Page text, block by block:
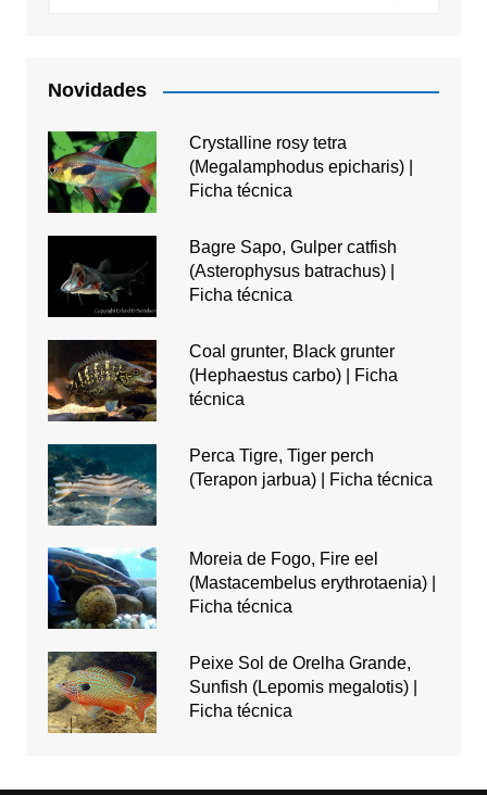
Novidades
Crystalline rosy tetra
(Megalamphodus epicharis) |
Ficha técnica
Bagre Sapo, Gulper catfish
(Asterophysus batrachus) |
Ficha técnica
Coal grunter, Black grunter
(Hephaestus carbo) | Ficha
técnica
Perca Tigre, Tiger perch
(Terapon jarbua) | Ficha técnica
Moreia de Fogo, Fire eel
(Mastacembelus erythrotaenia) |
Ficha técnica
Peixe Sol de Orelha Grande,
Sunfish (Lepomis megalotis) |
Ficha técnica